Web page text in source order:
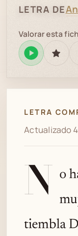
LETRA DE
Reproducir
Valorar esta
LETRA
Actualizado
N o
tiembla